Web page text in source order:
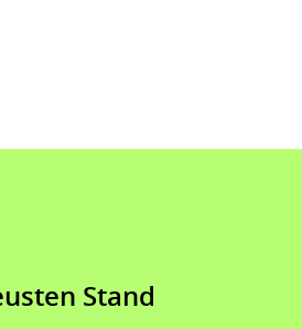
Stand